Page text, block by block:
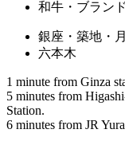
和牛・ブラン
銀座・築地・
六本木
1 minute from Ginza
5 minutes from
Station.
6 minutes from JR